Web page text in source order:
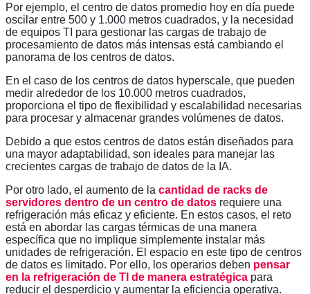
Por ejemplo, el centro de datos promedio hoy en día puede
oscilar entre 500 y 1.000 metros cuadrados, y la necesidad
de equipos TI para gestionar las cargas de trabajo de
procesamiento de datos más intensas está cambiando el
panorama de los centros de datos.
En el caso de los centros de datos hyperscale, que pueden
medir alrededor de los 10.000 metros cuadrados,
proporciona el tipo de flexibilidad y escalabilidad necesarias
para procesar y almacenar grandes volúmenes de datos.
Debido a que estos centros de datos están diseñados para
una mayor adaptabilidad, son ideales para manejar las
crecientes cargas de trabajo de datos de la IA.
Por otro lado, el aumento de la cantidad de racks de
servidores dentro de un centro de datos requiere una
refrigeración más eficaz y eficiente. En estos casos, el reto
está en abordar las cargas térmicas de una manera
específica que no implique simplemente instalar más
unidades de refrigeración. El espacio en este tipo de centros
de datos es limitado. Por ello, los operarios deben pensar
en la refrigeración de TI de manera estratégica para
reducir el desperdicio y aumentar la eficiencia operativa.